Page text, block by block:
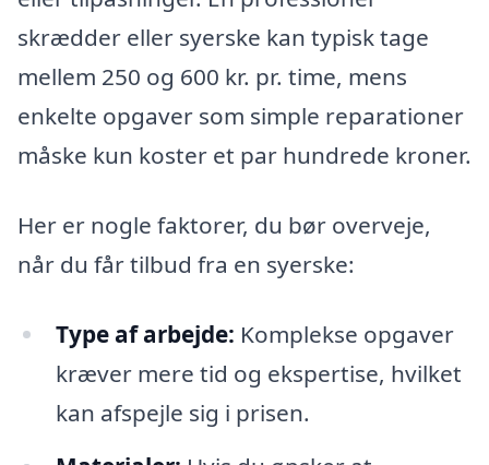
skrædder eller syerske kan typisk tage
mellem 250 og 600 kr. pr. time, mens
enkelte opgaver som simple reparationer
måske kun koster et par hundrede kroner.
Her er nogle faktorer, du bør overveje,
når du får tilbud fra en syerske:
Type af arbejde: Komplekse opgaver
kræver mere tid og ekspertise, hvilket
kan afspejle sig i prisen.